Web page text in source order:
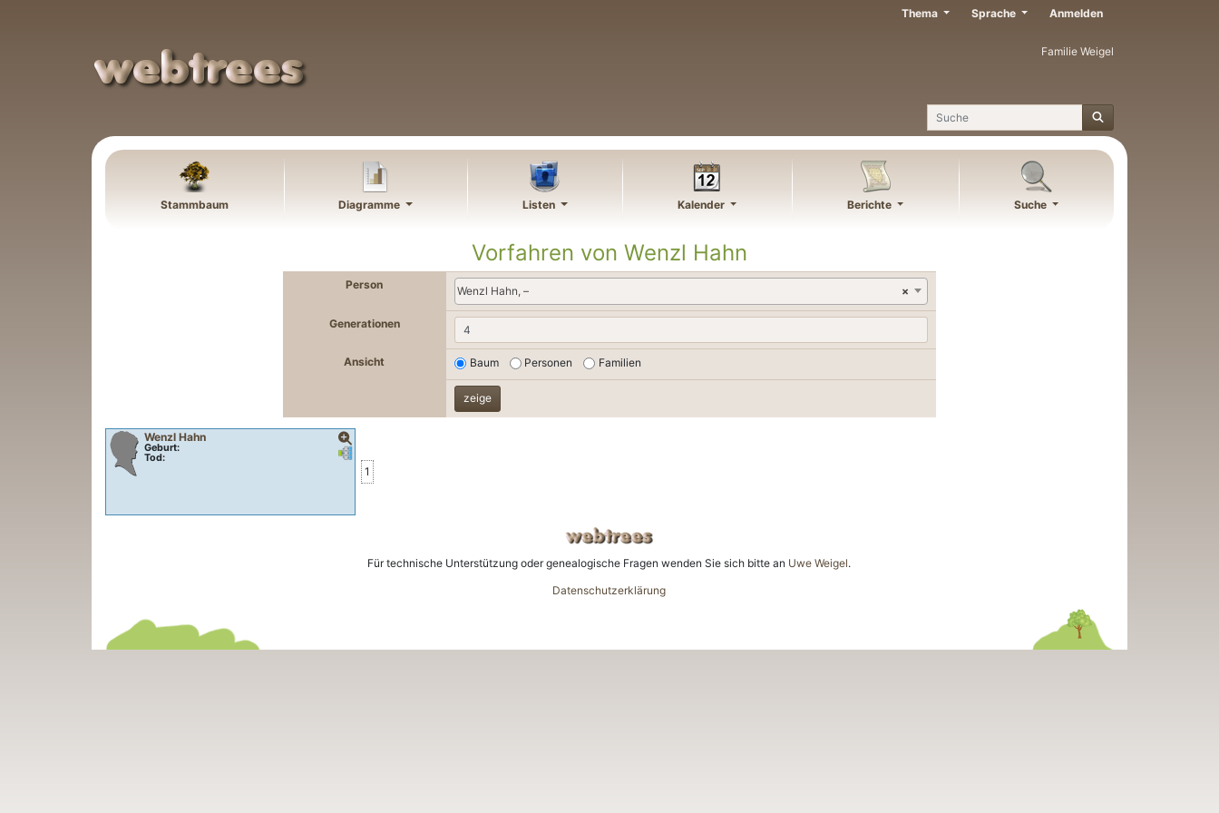
Familie Weigel
Suche
Thema Sprache Anmelden
Stammbaum Diagramme Listen Kalender Berichte Suche
Vorfahren von Wenzl Hahn
Person ×
Wenzl Hahn, –
Generationen
Ansicht Baum Personen Familien
Verknüpfungen
Verknüpfungen
Wenzl Hahn
Geburt:
Tod:
1
Für technische Unterstützung oder genealogische Fragen wenden Sie sich bitte an Uwe Weigel.
Datenschutzerklärung